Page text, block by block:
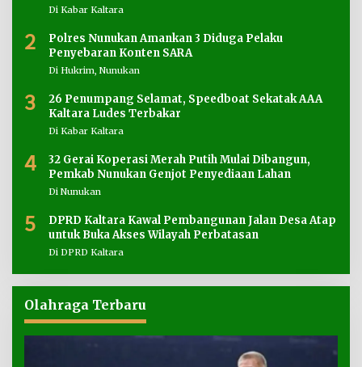
Di Kabar Kaltara
2
Polres Nunukan Amankan 3 Diduga Pelaku
Penyebaran Konten SARA
Di Hukrim, Nunukan
3
26 Penumpang Selamat, Speedboat Sekatak AAA
Kaltara Ludes Terbakar
Di Kabar Kaltara
4
32 Gerai Koperasi Merah Putih Mulai Dibangun,
Pemkab Nunukan Genjot Penyediaan Lahan
Di Nunukan
5
DPRD Kaltara Kawal Pembangunan Jalan Desa Atap
untuk Buka Akses Wilayah Perbatasan
Di DPRD Kaltara
Olahraga Terbaru